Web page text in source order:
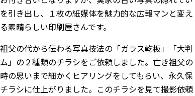
引き出し、１枚の紙媒体を魅力的な広報マンと変え
素晴らしい印刷屋さんです。
父の代から伝わる写真技法の「ガラス乾板」「大判
」の２種類のチラシをご依頼しました。亡き祖父の
の思いまで細かくヒアリングをしてもらい、永久保
ラシに仕上がりました。このチラシを見て撮影依頼